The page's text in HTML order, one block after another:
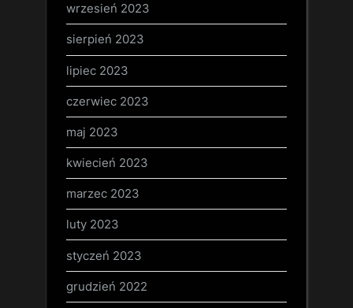
wrzesień 2023
sierpień 2023
lipiec 2023
czerwiec 2023
maj 2023
kwiecień 2023
marzec 2023
luty 2023
styczeń 2023
grudzień 2022